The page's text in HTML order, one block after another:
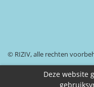
Deze website
© RIZIV, alle rechten